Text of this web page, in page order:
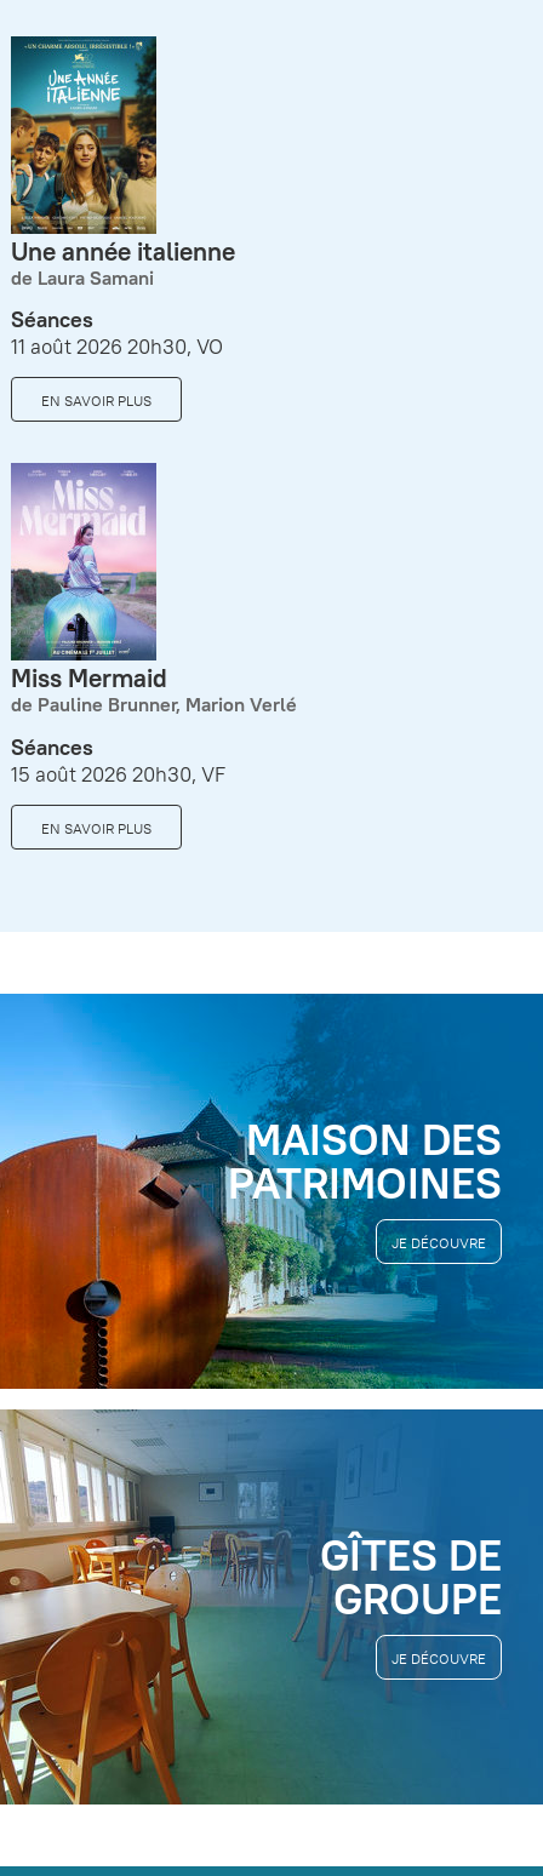
Une année italienne
de Laura Samani
Séances
11 août 2026 20h30, VO
EN SAVOIR PLUS
Miss Mermaid
de Pauline Brunner, Marion Verlé
Séances
15 août 2026 20h30, VF
EN SAVOIR PLUS
MAISON DES
PATRIMOINES
JE DÉCOUVRE
GÎTES DE
GROUPE
JE DÉCOUVRE